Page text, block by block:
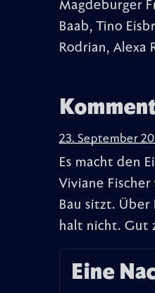
Magdeburger
Baab, Tino
Rodrian, Alexa
23. September
Es macht den
Viviane
Bau sitzt. Über
halt nicht. Gut
Eine